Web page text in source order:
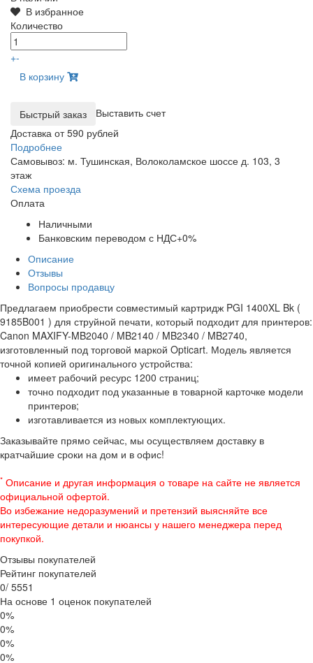
В избранное
Количество
+-
В корзину
Выставить счет
Доставка от 590 рублей
Подробнее
Самовывоз: м. Тушинская, Волоколамское шоссе д. 103, 3
этаж
Схема проезда
Оплата
Наличными
Банковским переводом с НДС+0%
Описание
Отзывы
Вопросы продавцу
Предлагаем приобрести совместимый картридж PGI 1400XL Bk (
9185B001 ) для струйной печати, который подходит для принтеров:
Canon MAXIFY-MB2040 / MB2140 / MB2340 / MB2740,
изготовленный под торговой маркой Opticart. Модель является
точной копией оригинального устройства:
имеет рабочий ресурс 1200 страниц;
точно подходит под указанные в товарной карточке модели
принтеров;
изготавливается из новых комплектующих.
Заказывайте прямо сейчас, мы осуществляем доставку в
кратчайшие сроки на дом и в офис!
* Описание и другая информация о товаре на сайте не является
официальной офертой.
Во избежание недоразумений и претензий выясняйте все
интересующие детали и нюансы у нашего менеджера перед
покупкой.
Отзывы покупателей
Рейтинг покупателей
0/ 5551
На основе 1 оценок покупателей
0%
0%
0%
0%